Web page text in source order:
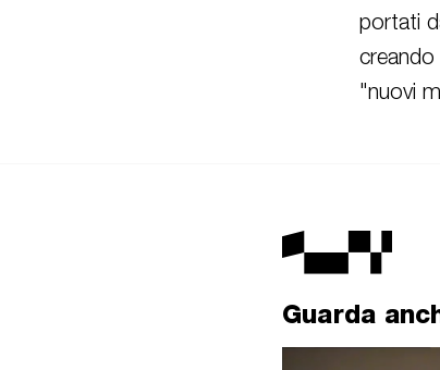
portati
creando
"nuovi
Guarda